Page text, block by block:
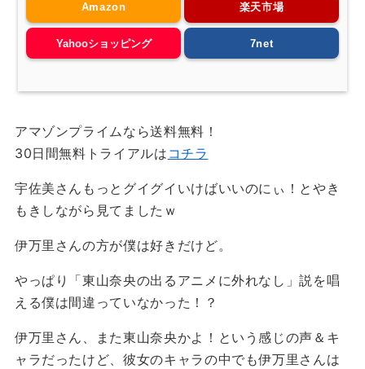
Amazon 楽天市場
Yahooショッピング 7net
アマゾンプライムなら送料無料！
30日間無料トライアルは コチラ
宇佐美さんもっとグイグイいけばいいのにぃ！とやき
もきしながら見てましたｗ
伊万里さんの方が僕は好きだけど。
やっぱり「東山奈央の出るアニメに外れなし」説を唱
える僕は間違っていなかった！？
伊万里さん、また東山奈央かよ！という感じの声＆キ
ャラだったけど、彼女のキャラの中でも伊万里さんは